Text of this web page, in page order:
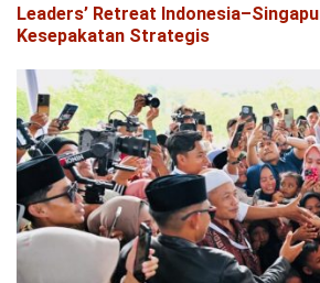
Leaders’ Retreat
Kesepakatan Strategis